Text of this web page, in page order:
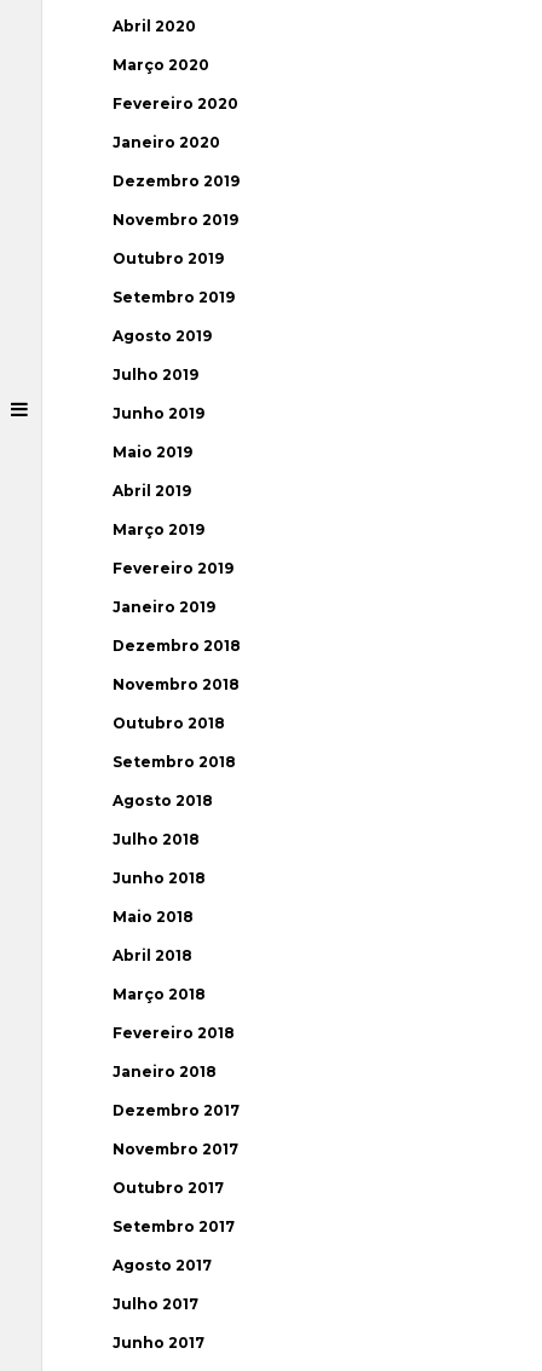
Abril 2020
Março 2020
Fevereiro 2020
Janeiro 2020
Dezembro 2019
Novembro 2019
Outubro 2019
Setembro 2019
Agosto 2019
Julho 2019
Junho 2019
Maio 2019
Abril 2019
Março 2019
Fevereiro 2019
Janeiro 2019
Dezembro 2018
Novembro 2018
Outubro 2018
Setembro 2018
Agosto 2018
Julho 2018
Junho 2018
Maio 2018
Abril 2018
Março 2018
Fevereiro 2018
Janeiro 2018
Dezembro 2017
Novembro 2017
Outubro 2017
Setembro 2017
Agosto 2017
Julho 2017
Junho 2017